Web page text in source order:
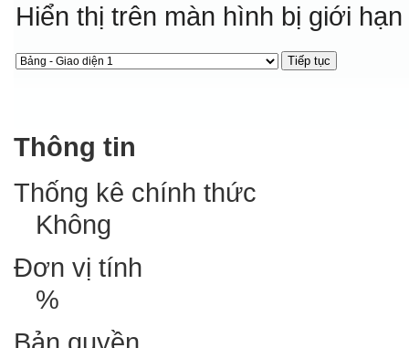
Hiển thị trên màn hình bị giới
Thông tin
Thống kê chính thức
Không
Đơn vị tính
%